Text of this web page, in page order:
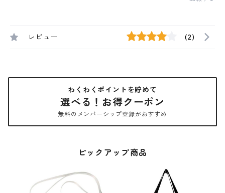
レビュー (2)
わくわくポイントを貯めて
選べる！お得クーポン
無料のメンバーシップ登録がおすすめ
ピックアップ商品